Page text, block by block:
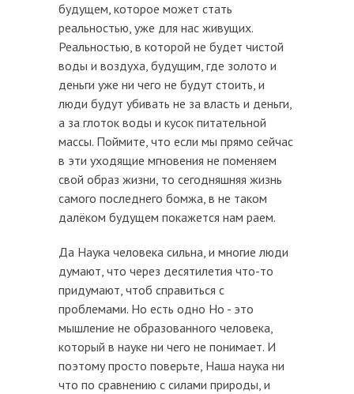
будущем, которое может стать
реальностью, уже для нас живущих.
Реальностью, в которой не будет чистой
воды и воздуха, будущим, где золото и
деньги уже ни чего не будут стоить, и
люди будут убивать не за власть и деньги,
а за глоток воды и кусок питательной
массы. Поймите, что если мы прямо сейчас
в эти уходящие мгновения не поменяем
свой образ жизни, то сегодняшняя жизнь
самого последнего бомжа, в не таком
далёком будущем покажется нам раем.
Да Наука человека сильна, и многие люди
думают, что через десятилетия что-то
придумают, чтоб справиться с
проблемами. Но есть одно Но - это
мышление не образованного человека,
который в науке ни чего не понимает. И
поэтому просто поверьте, Наша наука ни
что по сравнению с силами природы, и